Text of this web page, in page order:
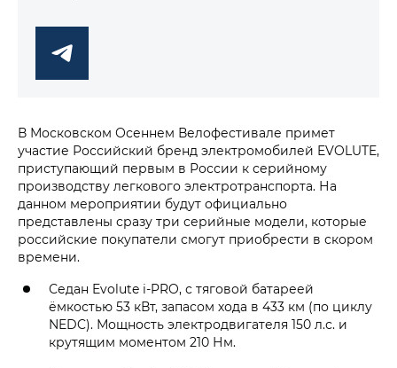
В Московском Осеннем Велофестивале примет
участие Российский бренд электромобилей EVOLUTE,
приступающий первым в России к серийному
производству легкового электротранспорта. На
данном мероприятии будут официально
представлены сразу три серийные модели, которые
российские покупатели смогут приобрести в скором
времени.
Седан Evolute i‑PRO, с тяговой батареей
ёмкостью 53 кВт, запасом хода в 433 км (по циклу
NEDC). Мощность электродвигателя 150 л.с. и
крутящим моментом 210 Нм.